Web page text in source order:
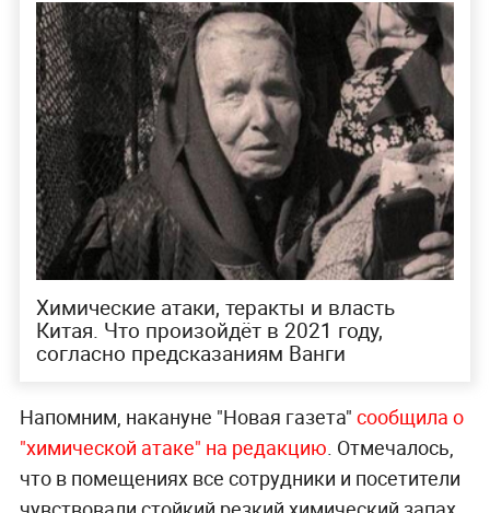
Химические атаки, теракты и власть
Китая. Что произойдёт в 2021 году,
согласно предсказаниям Ванги
Напомним, накануне "Новая газета" сообщила о
"химической атаке" на редакцию. Отмечалось,
что в помещениях все сотрудники и посетители